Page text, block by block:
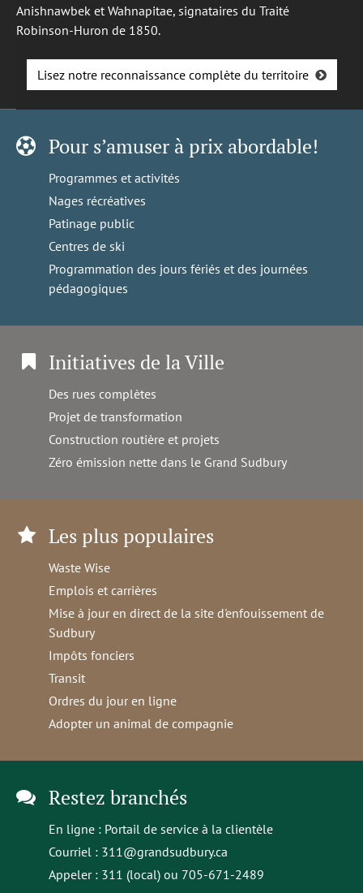
Anishnawbek et Wahnapitae, signataires du Traité
Robinson-Huron de 1850.
Lisez notre reconnaissance complète du territoire
Pour s’amuser à prix abordable!
Programmes et activités
Nages récréatives
Patinage public
Centres de ski
Programmation des jours fériés et des journées
pédagogiques
Initiatives de la Ville
Des rues complètes
Projet de transformation
Construction routière et projets
Zéro émission nette dans le Grand Sudbury
Les plus populaires
Waste Wise
Emplois et carrières
Mise à jour en direct de la site d'enfouissement de
Sudbury
Impôts fonciers
Transit
Ordres du jour en ligne
Adopter un animal de compagnie
Restez branchés
En ligne : Portail de service à la clientèle
Courriel : 311@grandsudbury.ca
Appeler : 311 (local) ou 705-671-2489